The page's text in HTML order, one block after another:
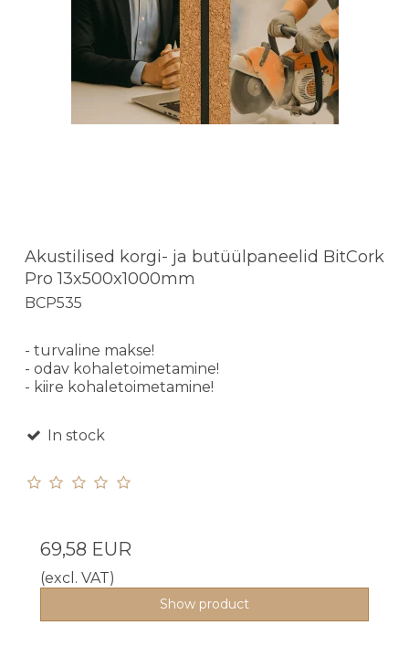
Akustilised korgi- ja butüülpaneelid BitCork
Pro 13x500x1000mm
BCP535
- turvaline makse!
- odav kohaletoimetamine!
- kiire kohaletoimetamine!
In stock
69,58 EUR
(excl. VAT)
Show product